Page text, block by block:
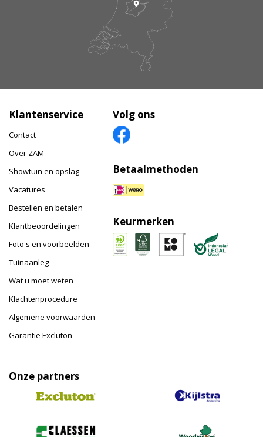
Klantenservice
Contact
Over ZAM
Showtuin en opslag
Vacatures
Bestellen en betalen
Klantbeoordelingen
Foto's en voorbeelden
Tuinaanleg
Wat u moet weten
Klachtenprocedure
Algemene voorwaarden
Garantie Excluton
Volg ons
Betaalmethoden
Keurmerken
Onze partners